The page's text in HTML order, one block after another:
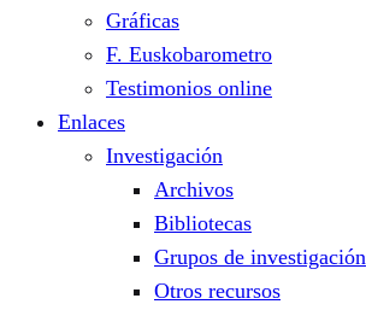
Gráficas
F. Euskobarometro
Testimonios online
Enlaces
Investigación
Archivos
Bibliotecas
Grupos de investigación
Otros recursos